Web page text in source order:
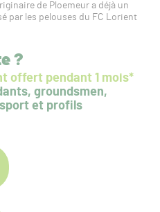
de Ploemeur a déjà un
par les pelouses du FC Lorient
?
offert pendant 1 mois*
groundsmen,
et profils